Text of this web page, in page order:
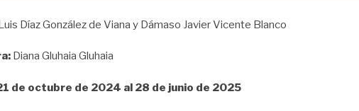
Díaz González de Viana y Dámaso Javier Vicente Blanco
Diana Gluhaia Gluhaia
de octubre de 2024 al 28 de junio de 2025